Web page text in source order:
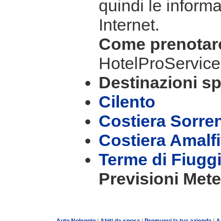
quindi le
Internet.
Come
Destinazioni
Cilento
Costiera
Costiera
Terme di Fiuggi
Previsioni